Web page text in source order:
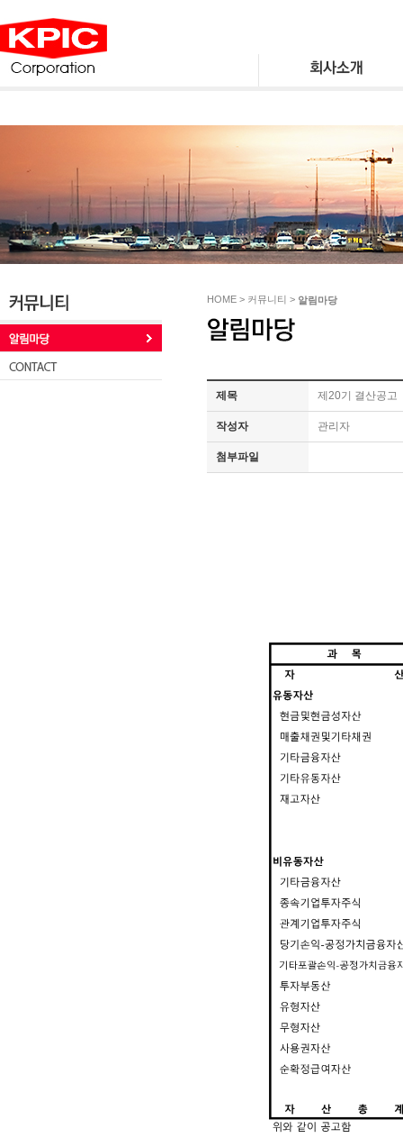
HOME > 커뮤니티 > 알림마당
제목 제20기 결산공고
작성자 관리자
첨부파일